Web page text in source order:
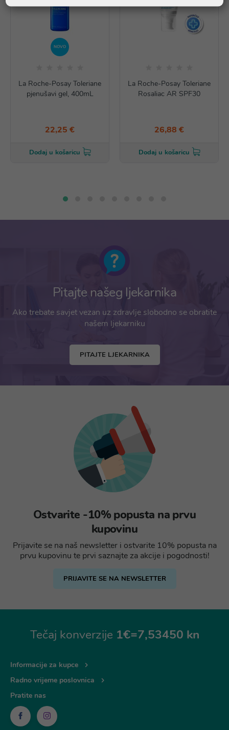
NOVO
La Roche-Posay Toleriane
pjenušavi gel, 400mL
22,25 €
Dodaj u košaricu
La Roche-Posay Toleriane
Rosaliac AR SPF30
26,88 €
Dodaj u košaricu
Pitajte našeg ljekarnika
Ako trebate savjet vezan uz zdravlje slobodno se obratite
našem ljekarniku
PITAJTE LJEKARNIKA
Ostvarite -10% popusta na prvu
kupovinu
Prijavite se na naš newsletter i ostvarite 10% popusta na
prvu kupovinu te prvi saznajte za akcije i pogodnosti!
PRIJAVITE SE NA NEWSLETTER
Tečaj konverzije 1€=7,53450 kn
Informacije za kupce
Radno vrijeme poslovnica
Pratite nas